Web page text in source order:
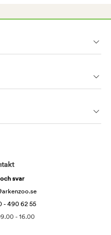
svar
- 490 62 55
- 16.00